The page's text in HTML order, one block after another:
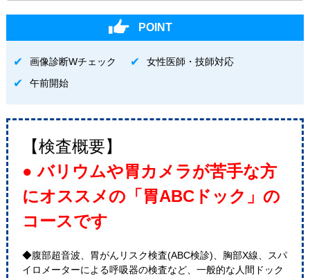
POINT
画像診断Wチェック
女性医師・技師対応
午前開始
【検査概要】
● バリウムや胃カメラが苦手な方
にオススメの「胃ABCドック」の
コースです
◆腹部超音波、胃がんリスク検査(ABC検診)、胸部X線、スパ
イロメーターによる呼吸器の検査など、一般的な人間ドック